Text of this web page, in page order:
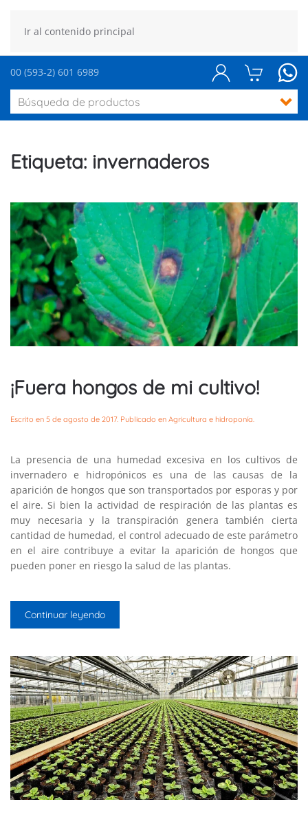
Ir al contenido principal
00 (593-2) 601 6989
Etiqueta: invernaderos
¡Fuera hongos de mi cultivo!
Escrito en 5 de agosto de 2017. Publicado en Agricultura e hidroponía
La presencia de una humedad excesiva en los cultivos de
invernadero e hidropónicos es una de las causas de la
aparición de hongos que son transportados por esporas y por
el aire. Si bien la actividad de respiración de las plantas es
muy necesaria y la transpiración genera también cierta
cantidad de humedad, el control adecuado de este parámetro
en el aire contribuye a evitar la aparición de hongos que
pueden poner en riesgo la salud de las plantas.
Continuar leyendo